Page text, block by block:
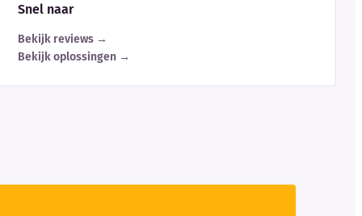
Snel naar
Bekijk reviews →
Bekijk oplossingen →